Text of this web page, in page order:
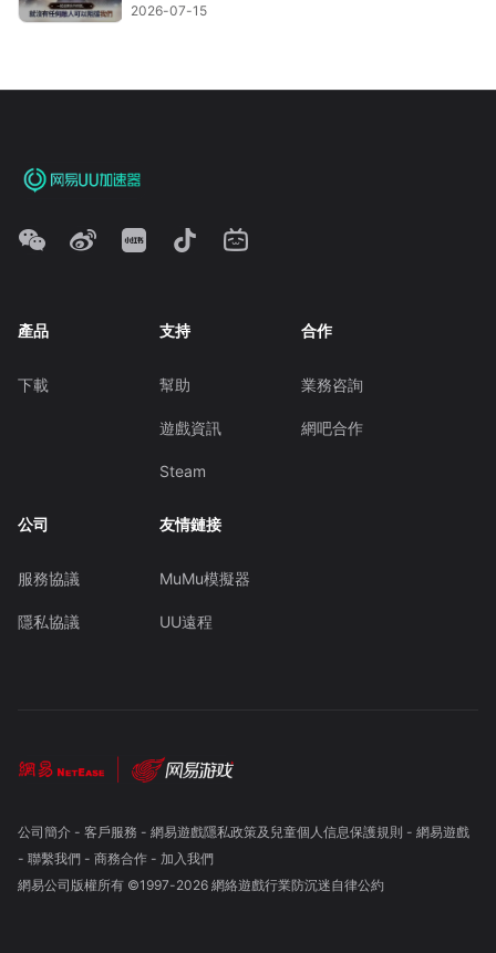
2026-07-15
產品
下載
支持
幫助
遊戲資訊
Steam
合作
業務咨詢
網吧合作
公司
服務協議
隱私協議
友情鏈接
MuMu模擬器
UU遠程
公司簡介- 客戶服務 - 網易遊戲隱私政策及兒童個人信息保護規則 - 網易遊戲
- 聯繫我們- 商務合作- 加入我們
網易公司版權所有 ©1997-2026 網絡遊戲行業防沉迷自律公約